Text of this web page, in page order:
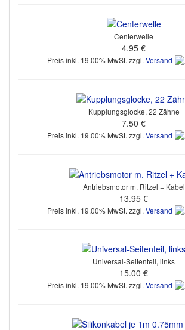
Centerwelle
4.95 €
Preis inkl. 19.00% MwSt. zzgl. Versand
Kupplungsglocke, 22 Zähne
7.50 €
Preis inkl. 19.00% MwSt. zzgl. Versand
Antriebsmotor m. Ritzel + Kabel
13.95 €
Preis inkl. 19.00% MwSt. zzgl. Versand
Universal-Seitenteil, links
15.00 €
Preis inkl. 19.00% MwSt. zzgl. Versand